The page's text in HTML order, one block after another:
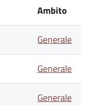
Ambito
Generale
Generale
Generale